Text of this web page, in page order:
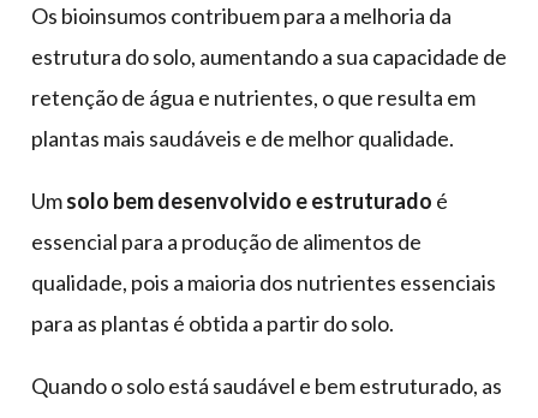
Os bioinsumos contribuem para a melhoria da
estrutura do solo, aumentando a sua capacidade de
retenção de água e nutrientes, o que resulta em
plantas mais saudáveis e de melhor qualidade.
Umsolo bem desenvolvido e estruturado é
essencial para a produção de alimentos de
qualidade, pois a maioria dos nutrientes essenciais
para as plantas é obtida a partir do solo.
Quando o solo está saudável e bem estruturado, as